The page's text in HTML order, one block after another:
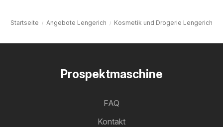
Startseite Angebote Lengerich Kosmetik und Drogerie Lengerich
Prospektmaschine
FAQ
Kontakt